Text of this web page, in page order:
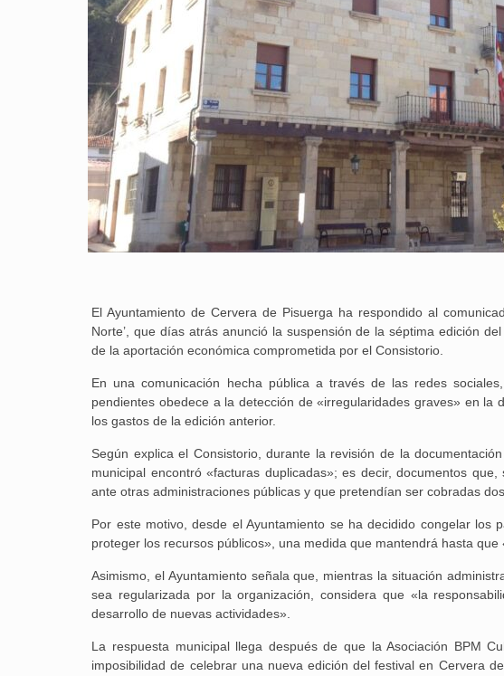
El Ayuntamiento de Cervera de Pisuerga ha respondido al
Norte’, que días atrás anunció la suspensión de la séptima edición
de la aportación económica comprometida por el Consistorio.
En una comunicación hecha pública a través de las redes
pendientes obedece a la detección de «irregularidades graves» en
los gastos de la edición anterior.
Según explica el Consistorio, durante la revisión de la
municipal encontró «facturas duplicadas»; es decir, documentos
ante otras administraciones públicas y que pretendían ser cobradas
Por este motivo, desde el Ayuntamiento se ha decidido congelar los
proteger los recursos públicos», una medida que mantendrá hasta
Asimismo, el Ayuntamiento señala que, mientras la situación
sea regularizada por la organización, considera que «la
desarrollo de nuevas actividades».
La respuesta municipal llega después de que la Asociación BPM
imposibilidad de celebrar una nueva edición del festival en Cervera